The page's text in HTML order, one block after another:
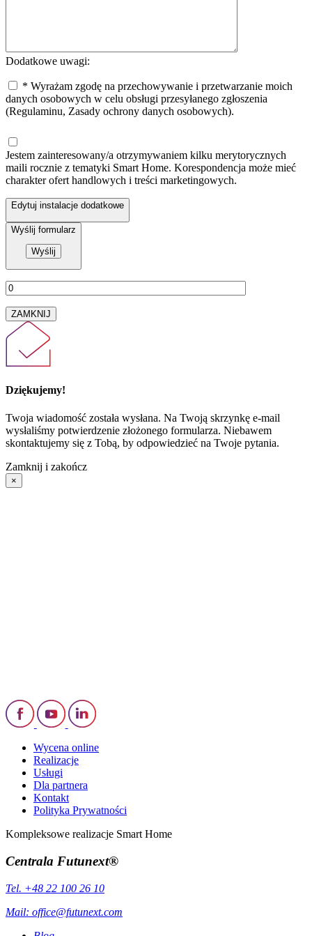
Dodatkowe uwagi:
* Wyrażam zgodę na przechowywanie i przetwarzanie moich
danych osobowych w celu obsługi przesyłanego zgłoszenia
(Regulaminu, Zasady ochrony danych osobowych).
Jestem zainteresowany/a otrzymywaniem kilku merytorycznych
maili rocznie z tematyki Smart Home. Korespondencja może mieć
charakter ofert handlowych i treści marketingowych.
Edytuj instalacje dodatkowe
Wyślij formularz
ZAMKNIJ
Dziękujemy!
Twoja wiadomość została wysłana. Na Twoją skrzynkę e-mail
wysłaliśmy potwierdzenie złożonego formularza. Niebawem
skontaktujemy się z Tobą, by odpowiedzieć na Twoje pytania.
Zamknij i zakończ
×
Wycena online
Realizacje
Usługi
Dla partnera
Kontakt
Polityka Prywatności
Kompleksowe realizacje Smart Home
Centrala Futunext®
Tel. +48 22 100 26 10
Mail: office@futunext.com